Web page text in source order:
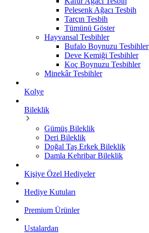
Pelesenk Ağacı Tesbih
Tarçın Tesbih
Tümünü Göster
Hayvansal Tesbihler
Bufalo Boynuzu Tesbihler
Deve Kemiği Tesbihler
Koç Boynuzu Tesbihler
Minekâr Tesbihler
Kolye
Bileklik
Gümüş Bileklik
Deri Bileklik
Doğal Taş Erkek Bileklik
Damla Kehribar Bileklik
Kişiye Özel Hediyeler
Hediye Kutuları
Premium Ürünler
Ustalardan